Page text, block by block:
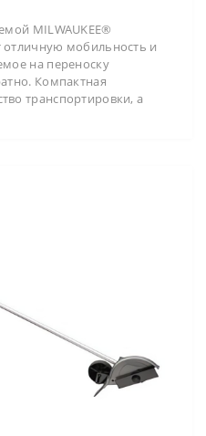
MILWAUKEE®
отличную мобильность и
на переноску
Компактная
транспортировки, а